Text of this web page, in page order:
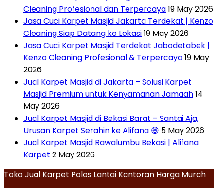
Cleaning Profesional dan Terpercaya19 May 2026
Jasa Cuci Karpet Masjid Jakarta Terdekat | Kenzo
Cleaning Siap Datang ke Lokasi19 May 2026
Jasa Cuci Karpet Masjid Terdekat Jabodetabek |
Kenzo Cleaning Profesional & Terpercaya19 May
2026
Jual Karpet Masjid di Jakarta – Solusi Karpet
Masjid Premium untuk Kenyamanan Jamaah14
May 2026
Jual Karpet Masjid di Bekasi Barat – Santai Aja,
Urusan Karpet Serahin ke Alifana 😄 5 May 2026
Jual Karpet Masjid Rawalumbu Bekasi | Alifana
Karpet 2 May 2026
Toko Jual Karpet Polos Lantai Kantoran Harga Murah